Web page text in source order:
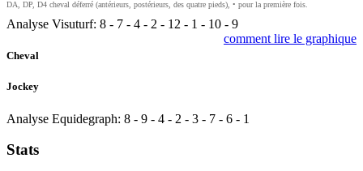
DA, DP, D4 cheval déferré (antérieurs, postérieurs, des quatre pieds), • pour la première fois.
Analyse Visuturf: 8 - 7 - 4 - 2 - 12 - 1 - 10 - 9
comment lire le graphique
Cheval
Jockey
Analyse Equidegraph: 8 - 9 - 4 - 2 - 3 - 7 - 6 - 1
Stats